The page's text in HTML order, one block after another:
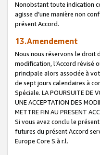
Nonobstant toute indication
agisse d’une manière non
présent Accord.
13.Amendement
Nous nous réservons le droit
modification, l’Accord révisé
principale alors associée à
de sept jours calendaires à
Spéciale. LA POURSUITE DE
UNE ACCEPTATION DES
METTRE FIN AU PRESENT
Si vous avez conclu le
futures du présent Accord
Europe Core S.à r.l.